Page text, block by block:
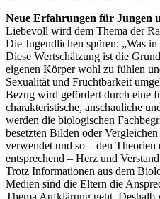
Neue Erfahrungen für Jungen
Liebevoll wird dem Thema der
Die Jugendlichen spüren: „Was
Diese Wertschätzung ist die
eigenen Körper wohl zu fühlen
Sexualität und Fruchtbarkeit
Bezug wird gefördert durch eine
charakteristische, anschauliche
werden die biologischen
besetzten Bilden oder
verwendet und so – den Theorien
entsprechend – Herz und
Trotz Informationen aus dem
Medien sind die Eltern die